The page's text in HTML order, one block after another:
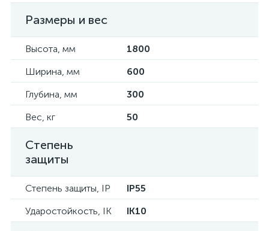
Размеры и вес
Высота, мм
1800
Ширина, мм
600
Глубина, мм
300
Вес, кг
50
Степень
защиты
Степень защиты, IP
IP55
Ударостойкость, IK
IK10